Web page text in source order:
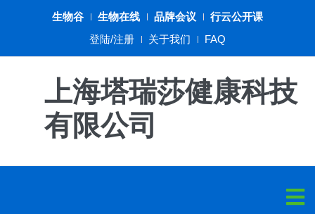
生物谷 生物在线 品牌会议
行云公开课
登陆/注册
关于我们 FAQ
上海塔瑞莎健康科技
有限公司